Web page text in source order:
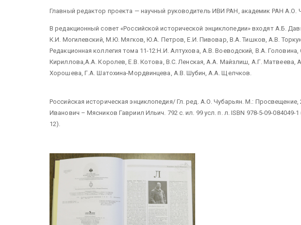
Главный редактор проекта — научный руководитель ИВИ РАН, академик РАН А.О.
В редакционный совет «Российской исторической энциклопедии» входят А.Б.
К.И. Могилевский, М.Ю. Мягков, Ю.А. Петров, Е.И. Пивовар, В.А. Тишков, А.В.
Редакционная коллегия тома 11-12:Н.И. Алтухова, А.В. Воеводский, В.А.
Кириллова,А.А. Королев, Е.В. Котова, В.С. Ленская, А.А. Майзлиш, А.Г. Матвеева,
Хорошева, Г.А. Шатохина-Мордвинцева, А.В. Шубин, А.А. Щелчков.
Российская историческая энциклопедия/ Гл. ред. А.О. Чубарьян. М.: Просвещение,
Иванович – Мясников Гавриил Ильич. 792 с. ил. 99 усл. п. л. ISBN 978-5-09-084049-
12).